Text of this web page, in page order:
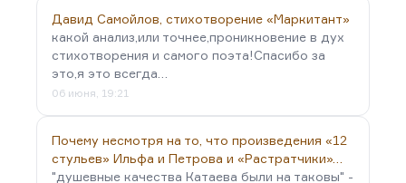
Давид Самойлов, стихотворение «Маркитант»
какой анализ,или точнее,проникновение в дух
стихотворения и самого поэта!Спасибо за
это,я это всегда…
06 июня, 19:21
Почему несмотря на то, что произведения «12
стульев» Ильфа и Петрова и «Растратчики»…
"душевные качества Катаева были на таковы" -